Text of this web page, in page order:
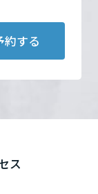
約する
ス